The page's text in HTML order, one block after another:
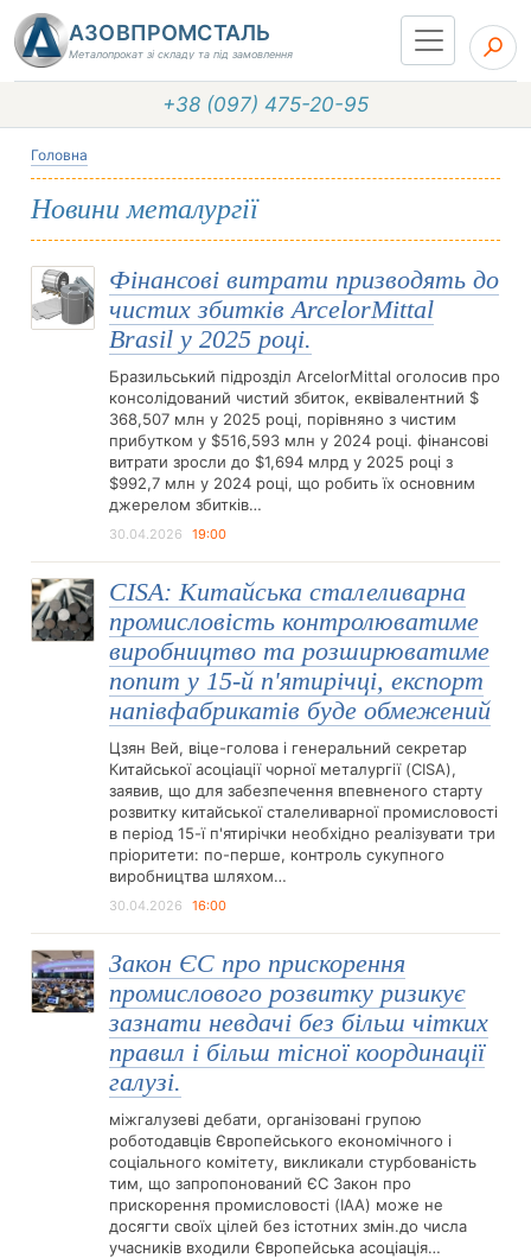
АЗОВПРОМСТАЛЬ
Металопрокат зі складу та під замовлення
+38 (097) 475-20-95
Головна
Новини металургії
Фінансові витрати призводять до
чистих збитків ArcelorMittal
Brasil у 2025 році.
Бразильський підрозділ ArcelorMittal оголосив про
консолідований чистий збиток, еквівалентний $
368,507 млн у 2025 році, порівняно з чистим
прибутком у $516,593 млн у 2024 році. фінансові
витрати зросли до $1,694 млрд у 2025 році з
$992,7 млн у 2024 році, що робить їх основним
джерелом збитків…
30.04.2026 19:00
CISA: Китайська сталеливарна
промисловість контролюватиме
виробництво та розширюватиме
попит у 15-й п'ятирічці, експорт
напівфабрикатів буде обмежений
Цзян Вей, віце-голова і генеральний секретар
Китайської асоціації чорної металургії (CISA),
заявив, що для забезпечення впевненого старту
розвитку китайської сталеливарної промисловості
в період 15-ї п'ятирічки необхідно реалізувати три
пріоритети: по-перше, контроль сукупного
виробництва шляхом…
30.04.2026 16:00
Закон ЄС про прискорення
промислового розвитку ризикує
зазнати невдачі без більш чітких
правил і більш тісної координації
галузі.
міжгалузеві дебати, організовані групою
роботодавців Європейського економічного і
соціального комітету, викликали стурбованість
тим, що запропонований ЄС Закон про
прискорення промисловості (IAA) може не
досягти своїх цілей без істотних змін.до числа
учасників входили Європейська асоціація…